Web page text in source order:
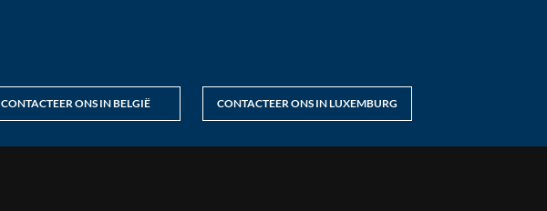
CONTACTEER ONS IN BELGIË CONTACTEER ONS IN LUXEMBURG